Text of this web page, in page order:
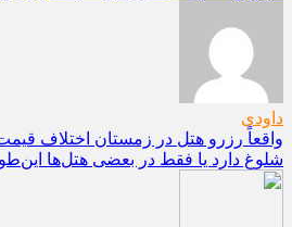
داودی
واقعاً رزرو هتل در زمستان اختلاف
شلوغ دارد یا فقط در بعضی هتل‌ها